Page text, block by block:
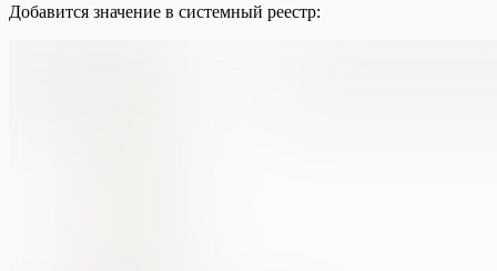
Добавится значение в системный реестр: